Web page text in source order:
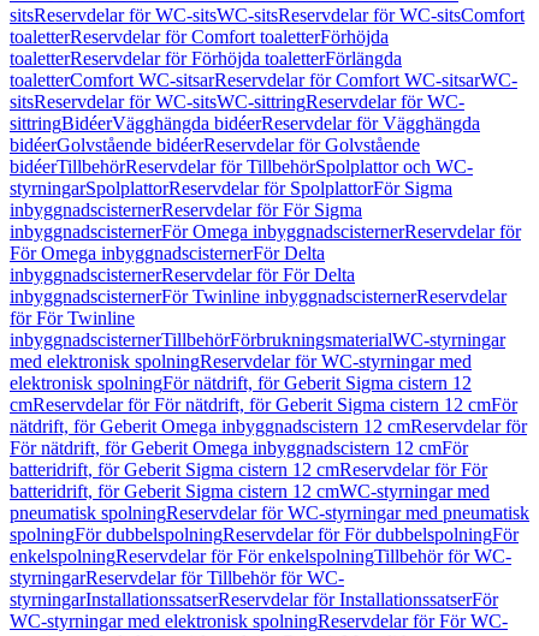
sitsReservdelar för WC-sitsWC-sitsReservdelar för WC-sitsComfort
toaletterReservdelar för Comfort toaletterFörhöjda
toaletterReservdelar för Förhöjda toaletterFörlängda
toaletterComfort WC-sitsarReservdelar för Comfort WC-sitsarWC-
sitsReservdelar för WC-sitsWC-sittringReservdelar för WC-
sittringBidéerVägghängda bidéerReservdelar för Vägghängda
bidéerGolvstående bidéerReservdelar för Golvstående
bidéerTillbehörReservdelar för TillbehörSpolplattor och WC-
styrningarSpolplattorReservdelar för SpolplattorFör Sigma
inbyggnadscisternerReservdelar för För Sigma
inbyggnadscisternerFör Omega inbyggnadscisternerReservdelar för
För Omega inbyggnadscisternerFör Delta
inbyggnadscisternerReservdelar för För Delta
inbyggnadscisternerFör Twinline inbyggnadscisternerReservdelar
för För Twinline
inbyggnadscisternerTillbehörFörbrukningsmaterialWC-styrningar
med elektronisk spolningReservdelar för WC-styrningar med
elektronisk spolningFör nätdrift, för Geberit Sigma cistern 12
cmReservdelar för För nätdrift, för Geberit Sigma cistern 12 cmFör
nätdrift, för Geberit Omega inbyggnadscistern 12 cmReservdelar för
För nätdrift, för Geberit Omega inbyggnadscistern 12 cmFör
batteridrift, för Geberit Sigma cistern 12 cmReservdelar för För
batteridrift, för Geberit Sigma cistern 12 cmWC-styrningar med
pneumatisk spolningReservdelar för WC-styrningar med pneumatisk
spolningFör dubbelspolningReservdelar för För dubbelspolningFör
enkelspolningReservdelar för För enkelspolningTillbehör för WC-
styrningarReservdelar för Tillbehör för WC-
styrningarInstallationssatserReservdelar för InstallationssatserFör
WC-styrningar med elektronisk spolningReservdelar för För WC-